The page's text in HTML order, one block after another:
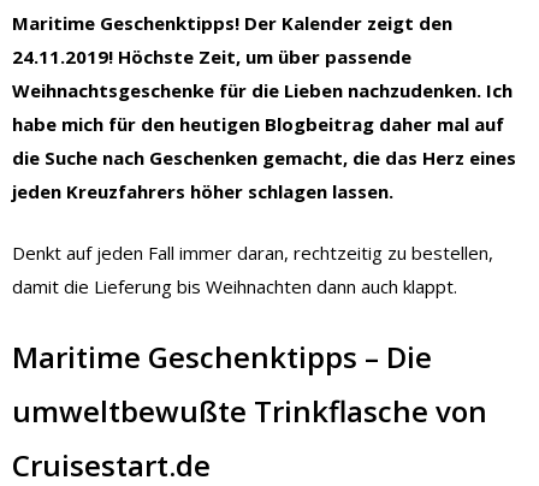
Maritime Geschenktipps! Der Kalender zeigt den
24.11.2019! Höchste Zeit, um über passende
Weihnachtsgeschenke für die Lieben nachzudenken. Ich
habe mich für den heutigen Blogbeitrag daher mal auf
die Suche nach Geschenken gemacht, die das Herz eines
jeden Kreuzfahrers höher schlagen lassen.
Denkt auf jeden Fall immer daran, rechtzeitig zu bestellen,
damit die Lieferung bis Weihnachten dann auch klappt.
Maritime Geschenktipps – Die
umweltbewußte Trinkflasche von
Cruisestart.de